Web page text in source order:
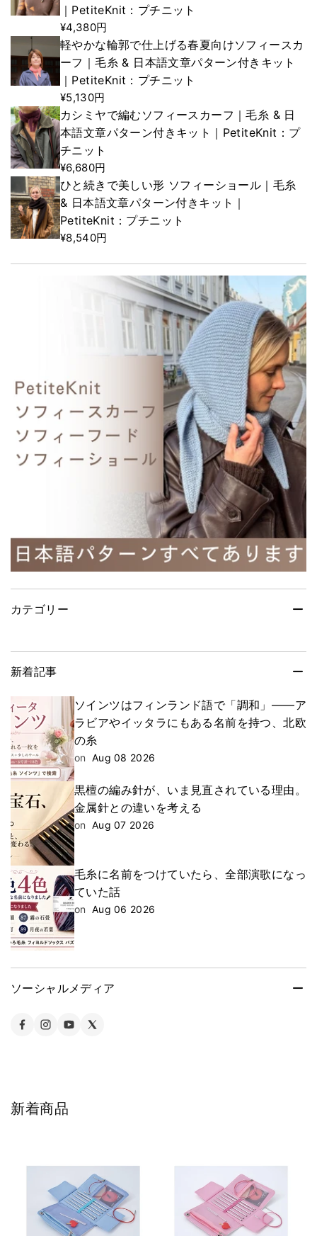
｜PetiteKnit：プチニット
¥4,380円
軽やかな輪郭で仕上げる春夏向けソフィースカ
ーフ｜毛糸 & 日本語文章パターン付きキット
｜PetiteKnit：プチニット
¥5,130円
カシミヤで編むソフィースカーフ｜毛糸 & 日
本語文章パターン付きキット｜PetiteKnit：プ
チニット
¥6,680円
ひと続きで美しい形 ソフィーショール｜毛糸
& 日本語文章パターン付きキット｜
PetiteKnit：プチニット
¥8,540円
カテゴリー
新着記事
ソインツはフィンランド語で「調和」——ア
ラビアやイッタラにもある名前を持つ、北欧
の糸
on Aug 08 2026
黒檀の編み針が、いま見直されている理由。
金属針との違いを考える
on Aug 07 2026
毛糸に名前をつけていたら、全部演歌になっ
ていた話
on Aug 06 2026
ソーシャルメディア
新着商品